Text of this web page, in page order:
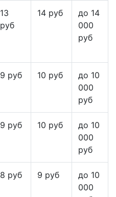
13
руб
14 руб
до 14
000
руб
9 руб 10 руб
до 10
000
руб
9 руб 10 руб
до 10
000
руб
8 руб 9 руб
до 10
000